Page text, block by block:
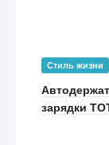
Стиль жизни
зарядки